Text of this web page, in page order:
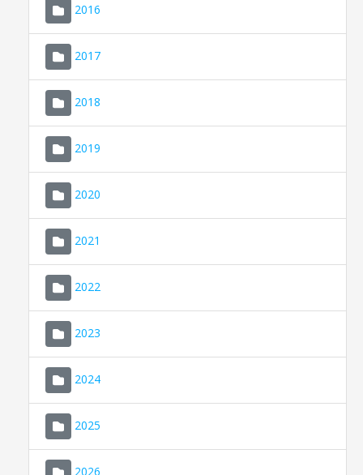
2016
2017
2018
2019
2020
2021
2022
2023
2024
2025
2026